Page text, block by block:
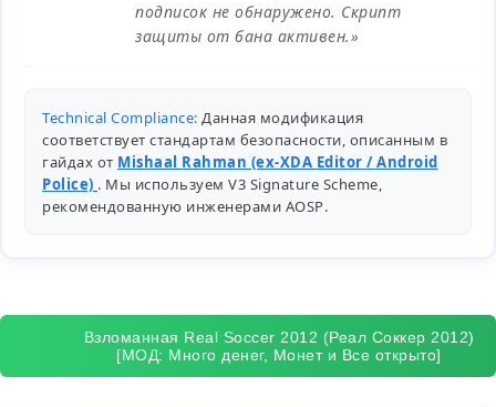
подписок не обнаружено. Скрипт
защиты от бана активен.»
Technical Compliance: Данная модификация
соответствует стандартам безопасности, описанным в
гайдах от Mishaal Rahman (ex-XDA Editor / Android
Police) . Мы используем V3 Signature Scheme,
рекомендованную инженерами AOSP.
Взломанная Real Soccer 2012 (Реал Соккер 2012)
[МОД: Много денег, Монет и Все открыто]